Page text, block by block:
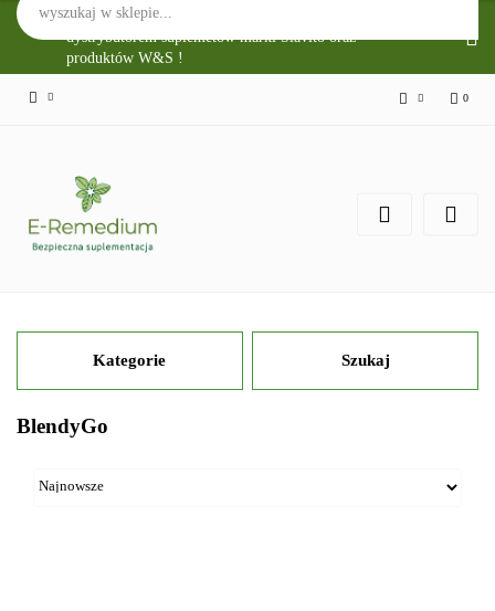
Sklep Internetowy E-Remedium jest głównym
dystrybutorem suplemetów marki Slavito oraz
produktów W&S !
0
Kategorie Szukaj
BlendyGo